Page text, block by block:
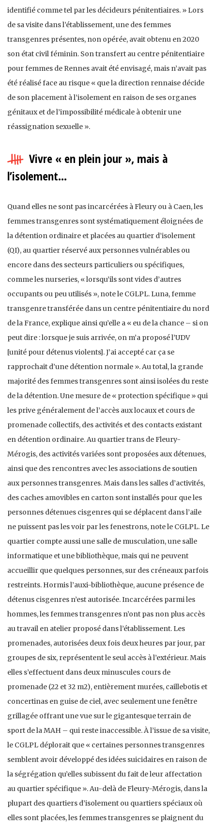
identifié comme tel par les décideurs pénitentiaires. » Lors
de sa visite dans l’établissement, une des femmes
transgenres présentes, non opérée, avait obtenu en 2020
son état civil féminin. Son transfert au centre pénitentiaire
pour femmes de Rennes avait été envisagé, mais n’avait pas
été réalisé face au risque « que la direction rennaise décide
de son placement à l’isolement en raison de ses organes
génitaux et de l’impossibilité médicale à obtenir une
réassignation sexuelle ».
Vivre « en plein jour », mais à
l’isolement…
Quand elles ne sont pas incarcérées à Fleury ou à Caen, les
femmes transgenres sont systématiquement éloignées de
la détention ordinaire et placées au quartier d’isolement
(QI), au quartier réservé aux personnes vulnérables ou
encore dans des secteurs particuliers ou spécifiques,
comme les nurseries, « lorsqu’ils sont vides d’autres
occupants ou peu utilisés », note le CGLPL. Luna, femme
transgenre transférée dans un centre pénitentiaire du nord
de la France, explique ainsi qu’elle a « eu de la chance – si on
peut dire : lorsque je suis arrivée, on m’a proposé l’UDV
[unité pour détenus violents]. J’ai accepté car ça se
rapprochait d’une détention normale ». Au total, la grande
majorité des femmes transgenres sont ainsi isolées du reste
de la détention. Une mesure de « protection spécifique » qui
les prive généralement de l’accès aux locaux et cours de
promenade collectifs, des activités et des contacts existant
en détention ordinaire. Au quartier trans de Fleury-
Mérogis, des activités variées sont proposées aux détenues,
ainsi que des rencontres avec les associations de soutien
aux personnes transgenres. Mais dans les salles d’activités,
des caches amovibles en carton sont installés pour que les
personnes détenues cisgenres qui se déplacent dans l’aile
ne puissent pas les voir par les fenestrons, note le CGLPL. Le
quartier compte aussi une salle de musculation, une salle
informatique et une bibliothèque, mais qui ne peuvent
accueillir que quelques personnes, sur des créneaux parfois
restreints. Hormis l’auxi-bibliothèque, aucune présence de
détenus cisgenres n’est autorisée. Incarcérées parmi les
hommes, les femmes transgenres n’ont pas non plus accès
au travail en atelier proposé dans l’établissement. Les
promenades, autorisées deux fois deux heures par jour, par
groupes de six, représentent le seul accès à l’extérieur. Mais
elles s’effectuent dans deux minuscules cours de
promenade (22 et 32 m2), entièrement murées, caillebotis et
concertinas en guise de ciel, avec seulement une fenêtre
grillagée offrant une vue sur le gigantesque terrain de
sport de la MAH – qui reste inaccessible. À l’issue de sa visite,
le CGLPL déplorait que « certaines personnes transgenres
semblent avoir développé des idées suicidaires en raison de
la ségrégation qu’elles subissent du fait de leur affectation
au quartier spécifique ». Au-delà de Fleury-Mérogis, dans la
plupart des quartiers d’isolement ou quartiers spéciaux où
elles sont placées, les femmes transgenres se plaignent du